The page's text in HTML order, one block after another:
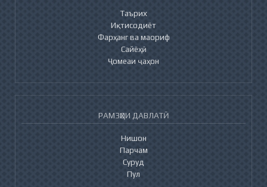
Таърих
Иқтисодиёт
Фарҳанг ва маориф
Сайёҳӣ
Ҷомеаи ҷаҳон
РАМЗҲОИ ДАВЛАТӢ
Нишон
Парчам
Суруд
Пул